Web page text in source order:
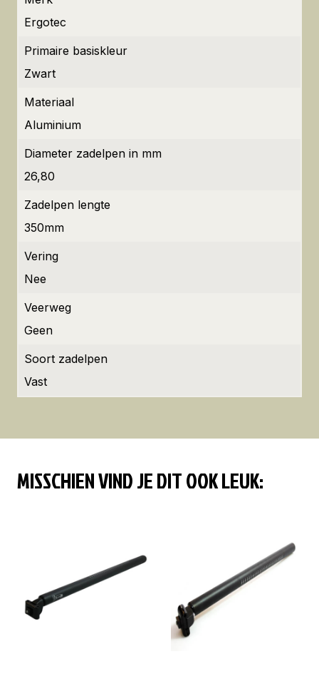
Ergotec
Primaire basiskleur
Zwart
Materiaal
Aluminium
Diameter zadelpen in mm
26,80
Zadelpen lengte
350mm
Vering
Nee
Veerweg
Geen
Soort zadelpen
Vast
MISSCHIEN VIND JE DIT OOK LEUK: